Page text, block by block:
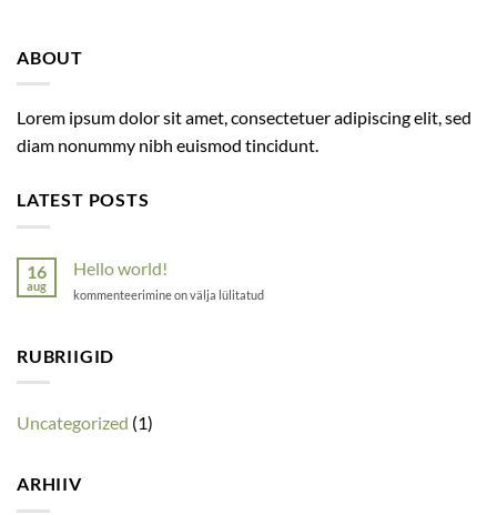
ABOUT
Lorem ipsum dolor sit amet, consectetuer adipiscing elit, sed
diam nonummy nibh euismod tincidunt.
LATEST POSTS
16
aug
Hello world!
Hello
kommenteerimine on välja lülitatud
RUBRIIGID
Uncategorized (1)
ARHIIV